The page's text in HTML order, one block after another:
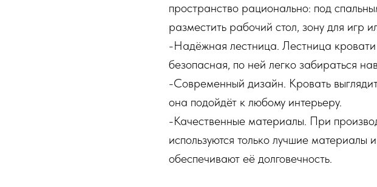
пространство рационально: под
разместить рабочий стол, зону для игр
-Надёжная лестница. Лестница
безопасная, по ней легко забираться
-Современный дизайн. Кровать
она подойдёт к любому интерьеру.
-Качественные материалы. При
используются только лучшие материалы
обеспечивают её долговечность.